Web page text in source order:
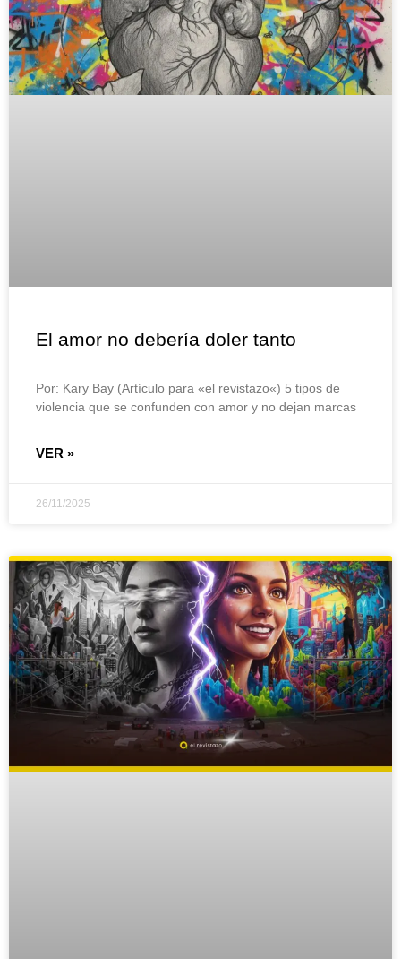
El amor no debería doler tanto
Por: Kary Bay (Artículo para «el revistazo«) 5 tipos de
violencia que se confunden con amor y no dejan marcas
VER »
26/11/2025